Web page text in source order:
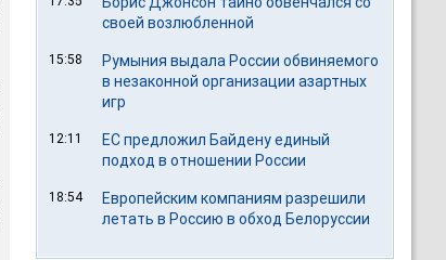
своей возлюбленной
15:58
Румыния выдала России обвиняемого
в незаконной организации азартных
игр
12:11
ЕС предложил Байдену единый
подход в отношении России
18:54
Европейским компаниям разрешили
летать в Россию в обход Белоруссии